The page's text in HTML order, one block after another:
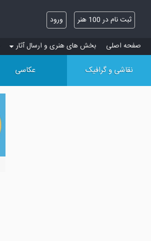
ثبت نام در 100 هنر ورود
صفحه اصلی بخش های هنری و ارسال آثار
نقاشی و گرافیک عکاسی